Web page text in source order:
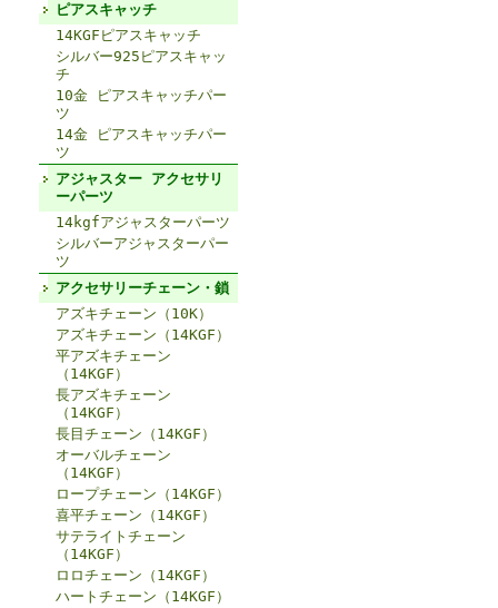
ピアスキャッチ
14KGFピアスキャッチ
シルバー925ピアスキャッ
チ
10金 ピアスキャッチパー
ツ
14金 ピアスキャッチパー
ツ
アジャスター アクセサリ
ーパーツ
14kgfアジャスターパーツ
シルバーアジャスターパー
ツ
アクセサリーチェーン・鎖
アズキチェーン（10K）
アズキチェーン（14KGF）
平アズキチェーン
（14KGF）
長アズキチェーン
（14KGF）
長目チェーン（14KGF）
オーバルチェーン
（14KGF）
ロープチェーン（14KGF）
喜平チェーン（14KGF）
サテライトチェーン
（14KGF）
ロロチェーン（14KGF）
ハートチェーン（14KGF）